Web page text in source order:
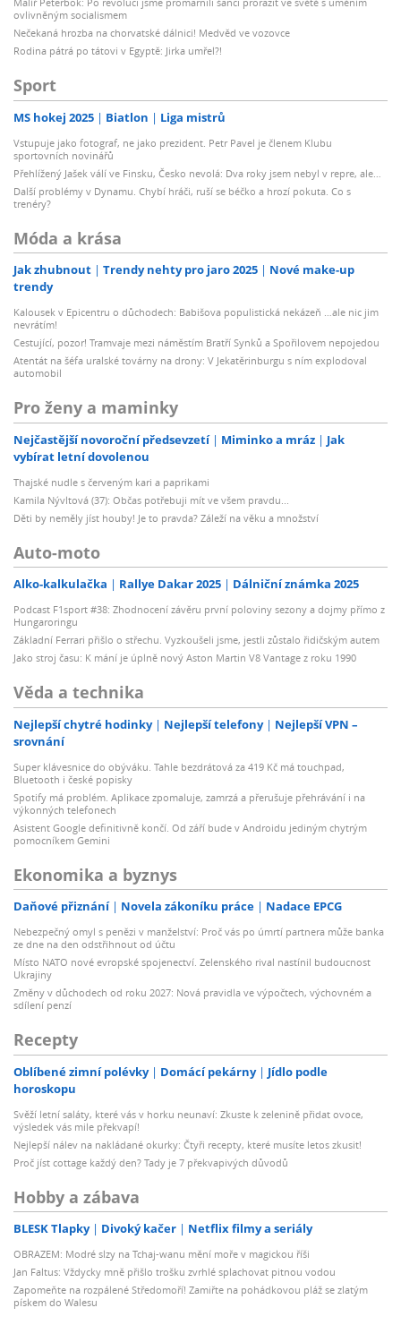
ovlivněným socialismem
Nečekaná hrozba na chorvatské dálnici! Medvěd ve vozovce
Rodina pátrá po tátovi v Egyptě: Jirka umřel?!
Sport
MS hokej 2025 Biatlon Liga mistrů
Vstupuje jako fotograf, ne jako prezident. Petr Pavel je členem Klubu
sportovních novinářů
Přehlížený Jašek válí ve Finsku, Česko nevolá: Dva roky jsem nebyl v repre, ale…
Další problémy v Dynamu. Chybí hráči, ruší se béčko a hrozí pokuta. Co s
trenéry?
Móda a krása
Jak zhubnout Trendy nehty pro jaro 2025
Nové make-up
trendy
Kalousek v Epicentru o důchodech: Babišova populistická nekázeň …ale nic jim
nevrátím!
Cestující, pozor! Tramvaje mezi náměstím Bratří Synků a Spořilovem nepojedou
Atentát na šéfa uralské továrny na drony: V Jekatěrinburgu s ním explodoval
automobil
Pro ženy a maminky
Nejčastější novoroční předsevzetí Miminko a mráz
Jak
vybírat letní dovolenou
Thajské nudle s červeným kari a paprikami
Kamila Nývltová (37): Občas potřebuji mít ve všem pravdu...
Děti by neměly jíst houby! Je to pravda? Záleží na věku a množství
Auto-moto
Alko-kalkulačka Rallye Dakar 2025 Dálniční známka 2025
Podcast F1sport #38: Zhodnocení závěru první poloviny sezony a dojmy přímo z
Hungaroringu
Základní Ferrari přišlo o střechu. Vyzkoušeli jsme, jestli zůstalo řidičským autem
Jako stroj času: K mání je úplně nový Aston Martin V8 Vantage z roku 1990
Věda a technika
Nejlepší chytré hodinky Nejlepší telefony
Nejlepší VPN –
srovnání
Super klávesnice do obýváku. Tahle bezdrátová za 419 Kč má touchpad,
Bluetooth i české popisky
Spotify má problém. Aplikace zpomaluje, zamrzá a přerušuje přehrávání i na
výkonných telefonech
Asistent Google definitivně končí. Od září bude v Androidu jediným chytrým
pomocníkem Gemini
Ekonomika a byznys
Daňové přiznání Novela zákoníku práce Nadace EPCG
Nebezpečný omyl s penězi v manželství: Proč vás po úmrtí partnera může banka
ze dne na den odstřihnout od účtu
Místo NATO nové evropské spojenectví. Zelenského rival nastínil budoucnost
Ukrajiny
Změny v důchodech od roku 2027: Nová pravidla ve výpočtech, výchovném a
sdílení penzí
Recepty
Oblíbené zimní polévky Domácí pekárny
Jídlo podle
horoskopu
Svěží letní saláty, které vás v horku neunaví: Zkuste k zelenině přidat ovoce,
výsledek vás mile překvapí!
Nejlepší nálev na nakládané okurky: Čtyři recepty, které musíte letos zkusit!
Proč jíst cottage každý den? Tady je 7 překvapivých důvodů
Hobby a zábava
BLESK Tlapky Divoký kačer Netflix filmy a seriály
OBRAZEM: Modré slzy na Tchaj-wanu mění moře v magickou říši
Jan Faltus: Vždycky mně přišlo trošku zvrhlé splachovat pitnou vodou
Zapomeňte na rozpálené Středomoří! Zamiřte na pohádkovou pláž se zlatým
pískem do Walesu